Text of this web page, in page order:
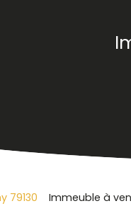
79130 Immeuble à